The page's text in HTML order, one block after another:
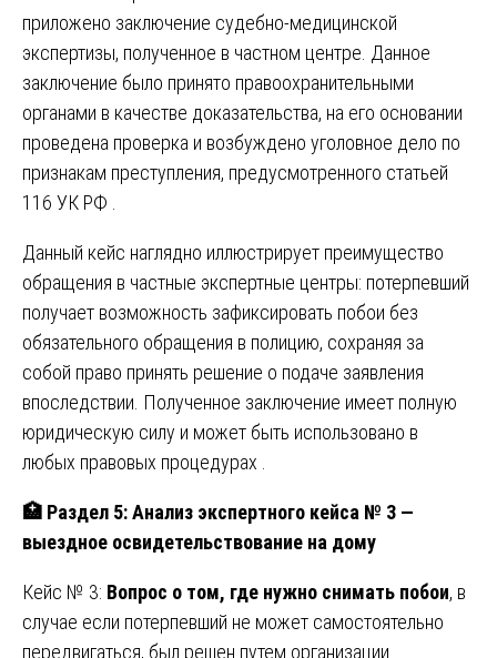
приложено заключение судебно-медицинской
экспертизы, полученное в частном центре. Данное
заключение было принято правоохранительными
органами в качестве доказательства, на его основании
проведена проверка и возбуждено уголовное дело по
признакам преступления, предусмотренного статьей
116 УК РФ .
Данный кейс наглядно иллюстрирует преимущество
обращения в частные экспертные центры: потерпевший
получает возможность зафиксировать побои без
обязательного обращения в полицию, сохраняя за
собой право принять решение о подаче заявления
впоследствии. Полученное заключение имеет полную
юридическую силу и может быть использовано в
любых правовых процедурах .
🏥 Раздел 5: Анализ экспертного кейса № 3 —
выездное освидетельствование на дому
Кейс № 3: Вопрос о том, где нужно снимать побои, в
случае если потерпевший не может самостоятельно
передвигаться, был решен путем организации